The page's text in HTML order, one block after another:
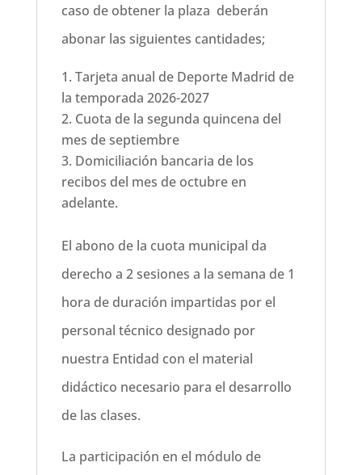
caso de obtener la plaza deberán
abonar las siguientes cantidades;
Tarjeta anual de Deporte Madrid de
la temporada 2026-2027
Cuota de la segunda quincena del
mes de septiembre
Domiciliación bancaria de los
recibos del mes de octubre en
adelante.
El abono de la cuota municipal da
derecho a 2 sesiones a la semana de 1
hora de duración impartidas por el
personal técnico designado por
nuestra Entidad con el material
didáctico necesario para el desarrollo
de las clases.
La participación en el módulo de